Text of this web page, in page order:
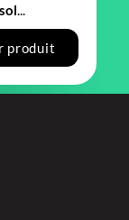
sol...
produit